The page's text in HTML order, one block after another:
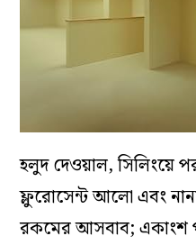
হলুদ দেওয়াল, সিলিংয়ে
ফ্লুরোসেন্ট আলো এবং
রকমের আসবাব; একাংশ